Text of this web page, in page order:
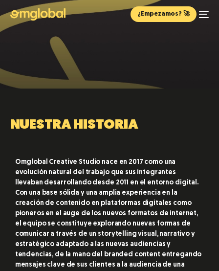
¿Empezamos? 🚀
NUESTRA HISTORIA
Omglobal Creative Studio nace en 2017 como una
evolución natural del trabajo que sus integrantes
llevaban desarrollando desde 2011 en el entorno digital.
Con una base sólida y una amplia experiencia en la
creación de contenido en plataformas digitales como
pioneros en el auge de los nuevos formatos de internet,
el equipo se constituye explorando nuevas formas de
comunicar a través de un storytelling visual, narrativo y
estratégico adaptado a las nuevas audiencias y
tendencias, de la mano del branded content entregando
mensajes clave de sus clientes a la audiencia de una